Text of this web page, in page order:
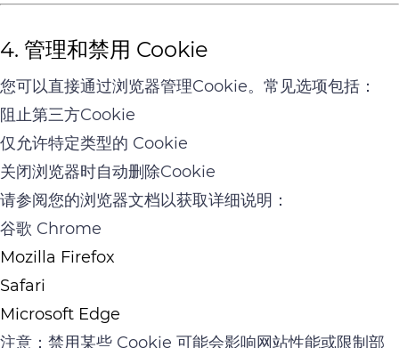
4. 管理和禁用 Cookie
您可以直接通过浏览器管理Cookie。常见选项包括：
阻止第三方Cookie
仅允许特定类型的 Cookie
关闭浏览器时自动删除Cookie
请参阅您的浏览器文档以获取详细说明：
谷歌 Chrome
Mozilla Firefox
Safari
Microsoft Edge
注意：禁用某些 Cookie 可能会影响网站性能或限制部